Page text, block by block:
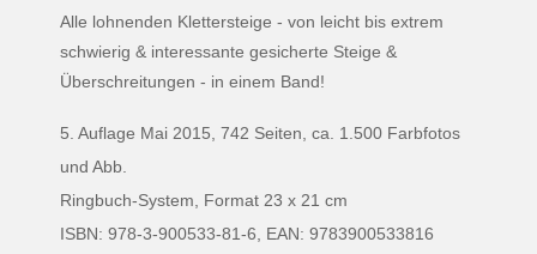
Alle lohnenden Klettersteige - von leicht bis extrem
schwierig & interessante gesicherte Steige &
Überschreitungen - in einem Band!
5. Auflage Mai 2015, 742 Seiten, ca. 1.500 Farbfotos
und Abb.
Ringbuch-System, Format 23 x 21 cm
ISBN: 978-3-900533-81-6, EAN: 9783900533816